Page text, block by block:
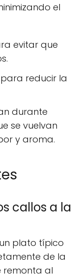
el
evitar que
reducir la
durante
se vuelvan
y aroma.
callos a la
plato típico
de la
remonta al